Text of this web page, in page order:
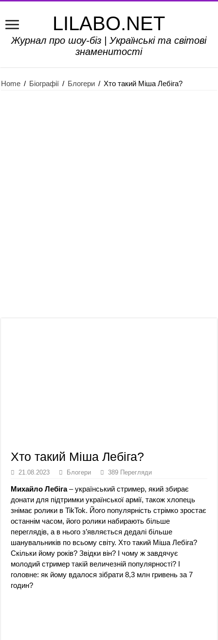
LILABO.NET
Журнал про шоу-біз | Українські та світові
знаменитості
Home / Біографії / Блогери / Хто такий Міша Лебіга?
Хто такий Міша Лебіга?
21.08.2023 Блогери 389 Перегляди
Михайло Лебіга– український стример, який збирає
донати для підтримки української армії, також хлопець
знімає ролики в TikTok. Його популярність стрімко зростає
останнім часом, його ролики набирають більше
переглядів, а в нього з’являється дедалі більше
шанувальників по всьому світу. Хто такий Міша Лебіга?
Скільки йому років? Звідки він? І чому ж завдячує
молодий стример такій величезній популярності? І
головне: як йому вдалося зібрати 8,3 млн гривень за 7
годин?